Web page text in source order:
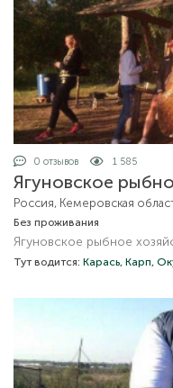
0 отзывов 1 585
Ягуновское
Россия, Кемеровская
Без проживания
Ягуновское рыбное
Тут водится: Карась, Карп,